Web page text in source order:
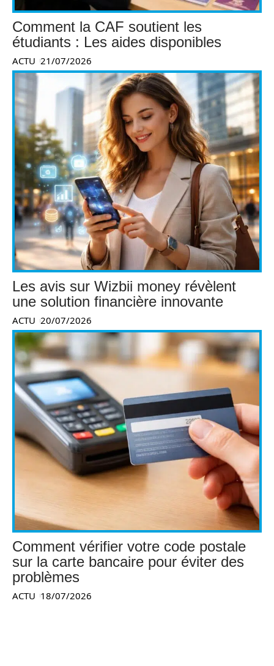
Comment la CAF soutient les
étudiants : Les aides disponibles
ACTU 21/07/2026
Les avis sur Wizbii money révèlent
une solution financière innovante
ACTU 20/07/2026
Comment vérifier votre code postale
sur la carte bancaire pour éviter des
problèmes
ACTU 18/07/2026